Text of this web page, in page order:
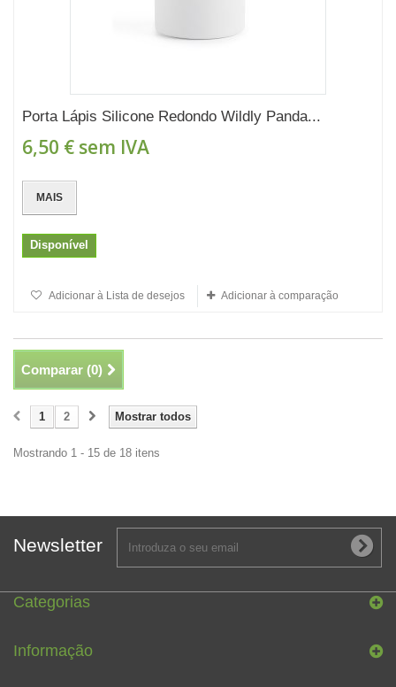
Porta Lápis Silicone Redondo Wildly Panda...
6,50 € sem IVA
MAIS
Disponível
Adicionar à Lista de desejos Adicionar à comparação
Comparar (0)
Mostrar todos
1 2
Mostrando 1 - 15 de 18 itens
Newsletter
Categorias
Informação